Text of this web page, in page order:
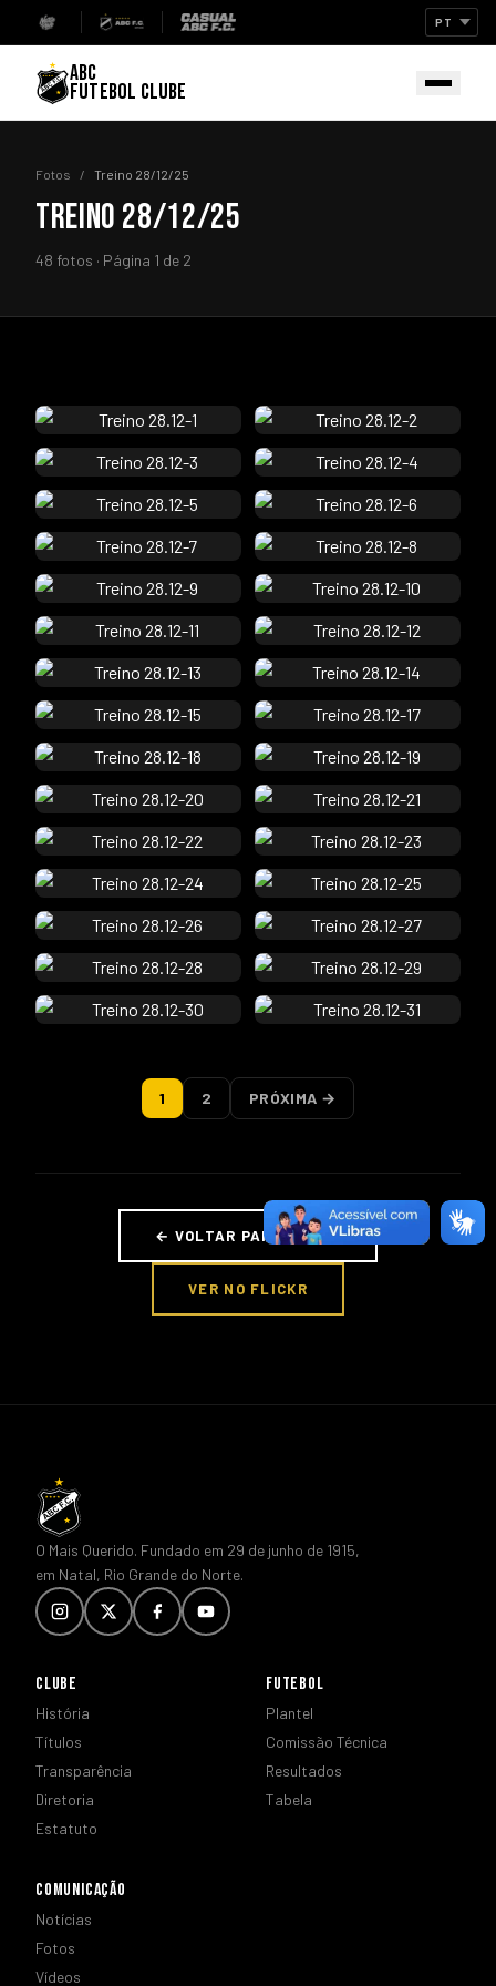
ABC
FUTEBOL CLUBE
Fotos / Treino 28/12/25
TREINO 28/12/25
48 fotos · Página 1 de 2
1 2 PRÓXIMA →
← VOLTAR PARA FOTOS
VER NO FLICKR
O Mais Querido. Fundado em 29 de junho de 1915,
em Natal, Rio Grande do Norte.
CLUBE
História
Títulos
Transparência
Diretoria
Estatuto
FUTEBOL
Plantel
Comissão Técnica
Resultados
Tabela
COMUNICAÇÃO
Notícias
Fotos
Vídeos